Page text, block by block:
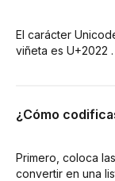
El carácter
viñeta es U+2022 .
¿Cómo
Primero, coloca
convertir en una